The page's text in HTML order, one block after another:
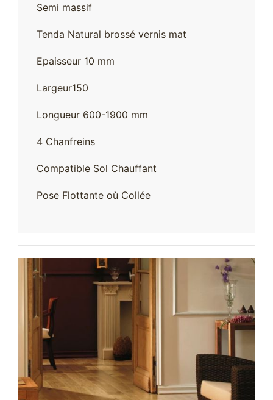
Semi massif
Tenda Natural brossé vernis mat
Epaisseur 10 mm
Largeur150
Longueur 600-1900 mm
4 Chanfreins
Compatible Sol Chauffant
Pose Flottante où Collée